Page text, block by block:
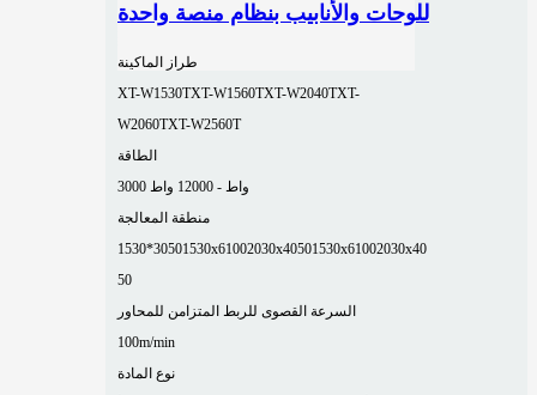
للوحات والأنابيب بنظام منصة واحدة
طراز الماكينة
XT-W1530TXT-W1560TXT-W2040TXT-
W2060TXT-W2560T
الطاقة
3000 واط - 12000 واط
منطقة المعالجة
1530*30501530x61002030x40501530x61002030x40
50
السرعة القصوى للربط المتزامن للمحاور
100m/min
نوع المادة